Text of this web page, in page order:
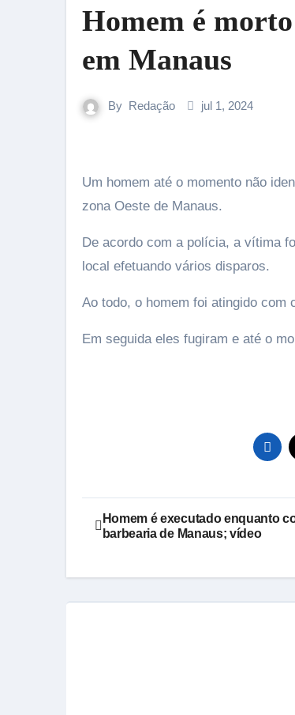
Homem é
em Manaus
By Redação jul 1, 2024
Um homem até o momento não identificado, foi morto na noite deste domingo (30), na estrada da Compensa 1,
zona Oeste de Manaus.
De acordo com a polícia, a vítima
local efetuando vários disparos.
Ao todo, o homem foi atingido
Em seguida eles fugiram e até o
Navegação
de
Post
Homem é executado enquanto
barbearia de Manaus; vídeo